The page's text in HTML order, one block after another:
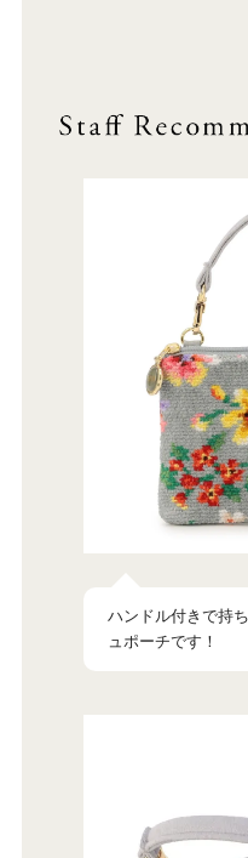
ハンドル付きで持
ュポーチです！